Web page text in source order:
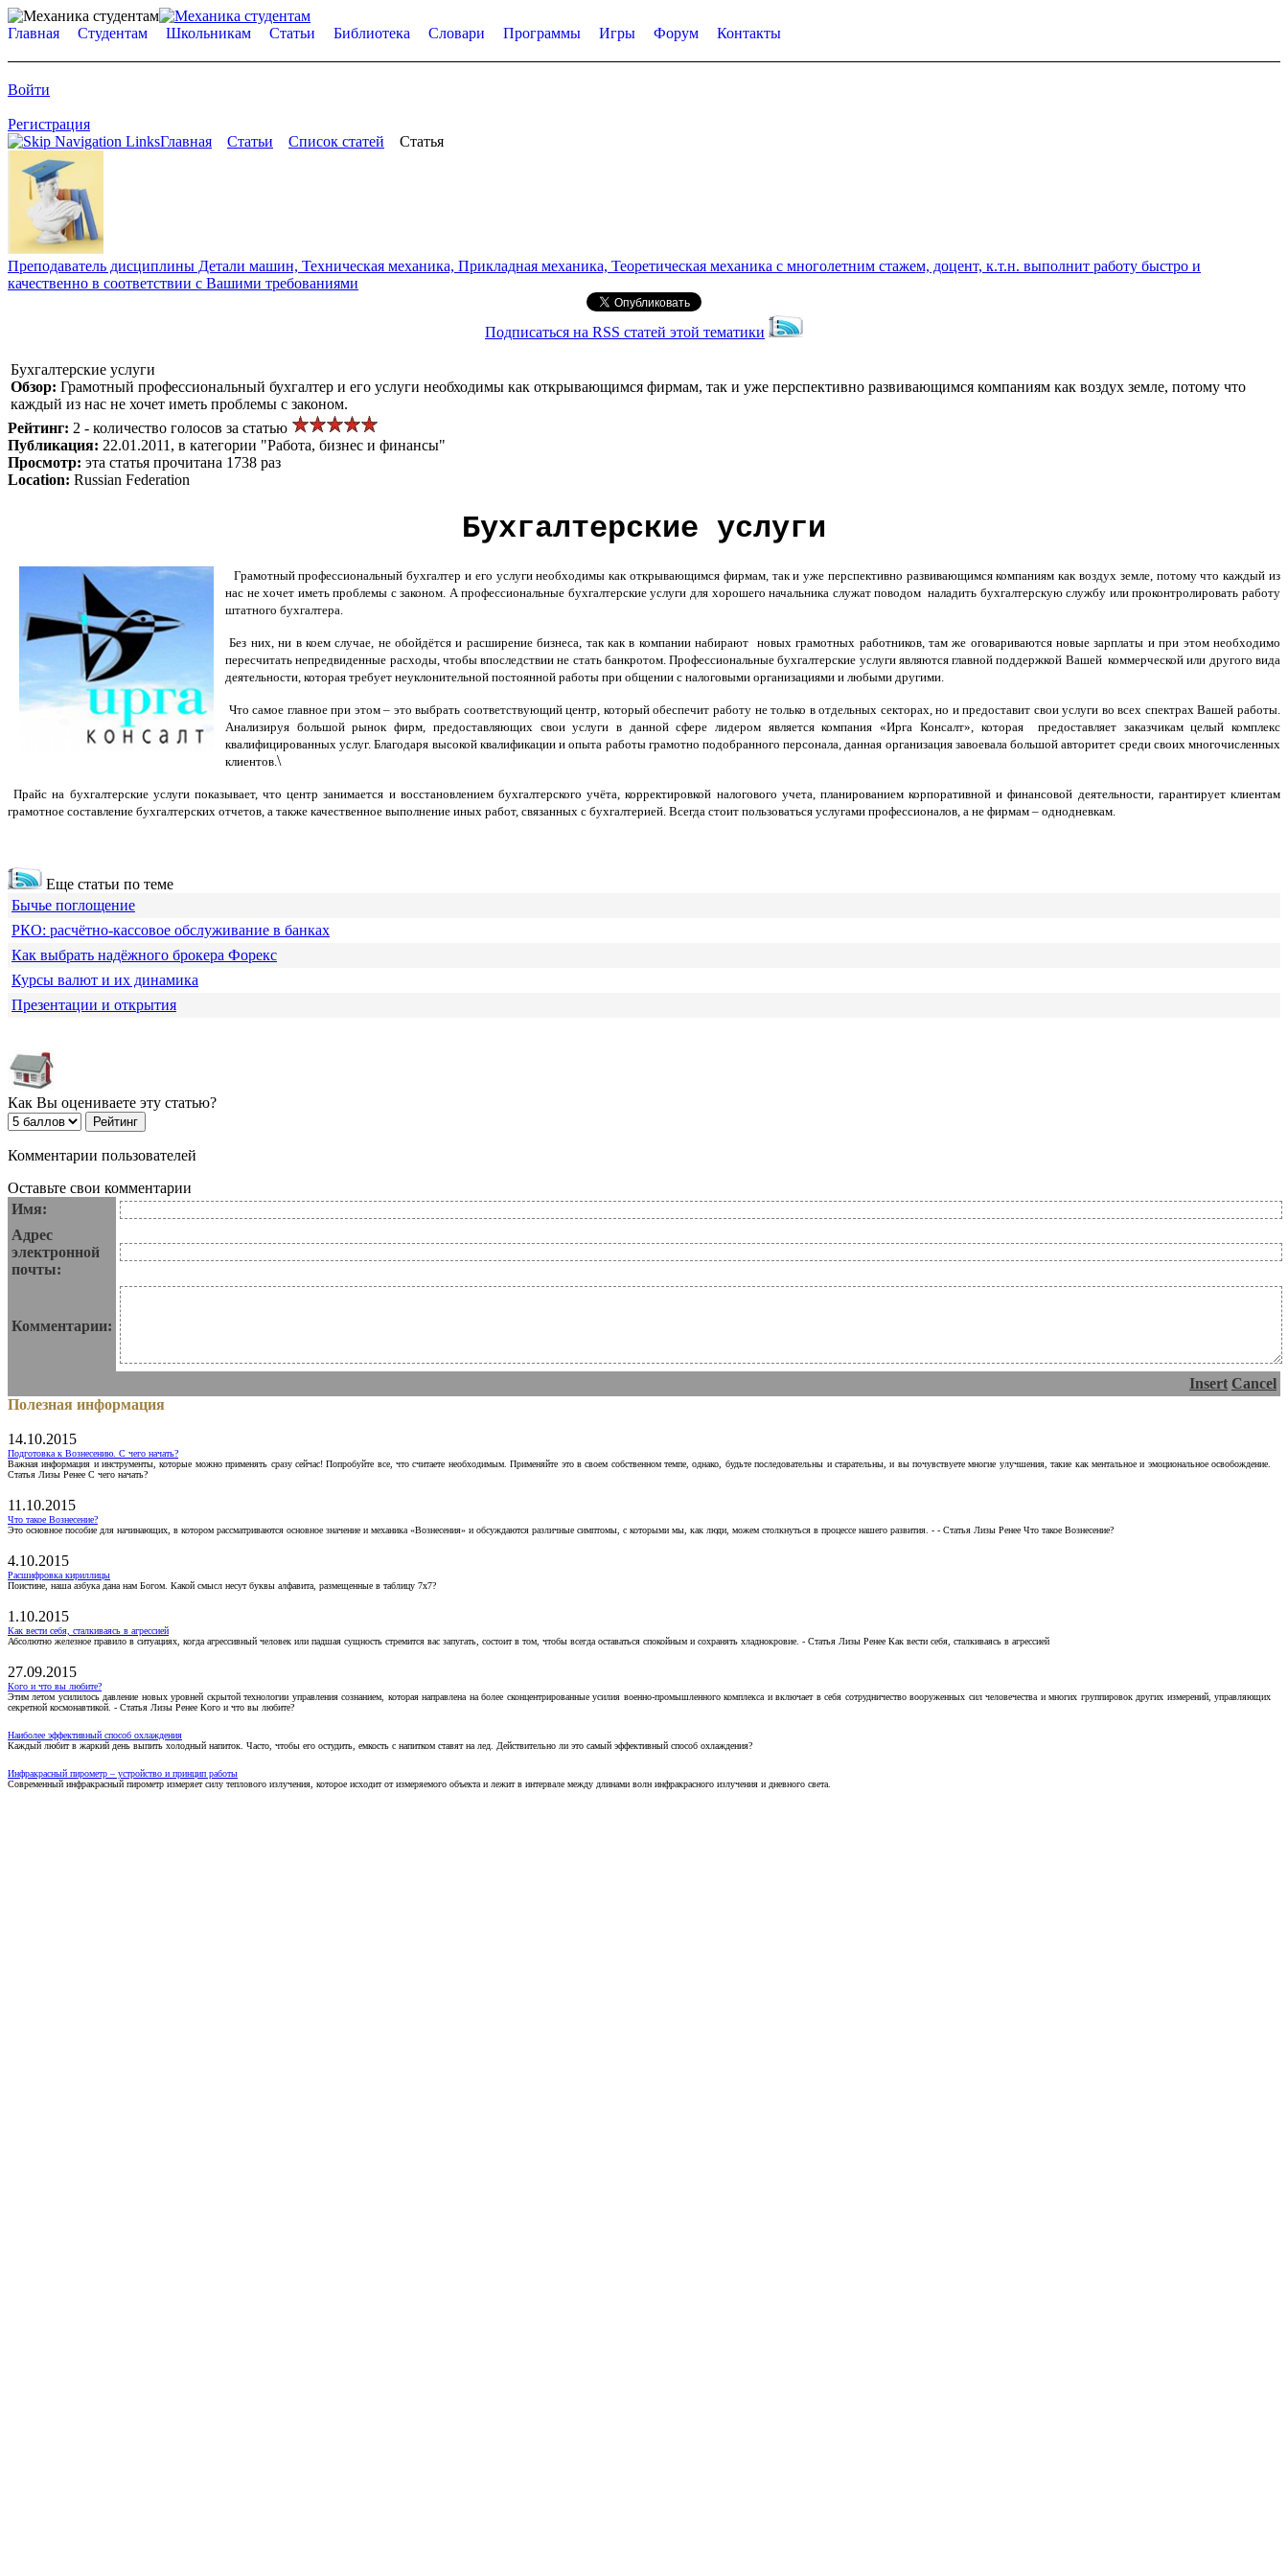
Главная Студентам Школьникам Статьи Библиотека Словари Программы Игры Форум Контакты
Войти
Регистрация
Главная
Статьи Список статей Статья
Преподаватель дисциплины Детали машин, Техническая механика, Прикладная механика, Теоретическая механика с многолетним стажем, доцент, к.т.н. выполнит работу быстро и
качественно в соответствии с Вашими требованиями
Подписаться на RSS статей этой тематики
Бухгалтерские услуги
Обзор: Грамотный профессиональный бухгалтер и его услуги необходимы как открывающимся фирмам, так и уже перспективно развивающимся компаниям как воздух земле, потому что
каждый из нас не хочет иметь проблемы с законом.
Рейтинг: 2 - количество голосов за статью
Публикация: 22.01.2011, в категории "Работа, бизнес и финансы"
Просмотр: эта статья прочитана 1738 раз
Location: Russian Federation
Бухгалтерские услуги
Грамотный профессиональный бухгалтер и его услуги необходимы как открывающимся фирмам, так и уже перспективно развивающимся компаниям как воздух земле, потому что каждый из
нас не хочет иметь проблемы с законом. А профессиональные бухгалтерские услуги для хорошего начальника служат поводом наладить бухгалтерскую службу или проконтролировать работу
штатного бухгалтера.
Без них, ни в коем случае, не обойдётся и расширение бизнеса, так как в компании набирают новых грамотных работников, там же оговариваются новые зарплаты и при этом необходимо
пересчитать непредвиденные расходы, чтобы впоследствии не стать банкротом. Профессиональные бухгалтерские услуги являются главной поддержкой Вашей коммерческой или другого вида
деятельности, которая требует неуклонительной постоянной работы при общении с налоговыми организациями и любыми другими.
Что самое главное при этом – это выбрать соответствующий центр, который обеспечит работу не только в отдельных секторах, но и предоставит свои услуги во всех спектрах Вашей работы.
Анализируя большой рынок фирм, предоставляющих свои услуги в данной сфере лидером является компания «Ирга Консалт», которая предоставляет заказчикам целый комплекс
квалифицированных услуг. Благодаря высокой квалификации и опыта работы грамотно подобранного персонала, данная организация завоевала большой авторитет среди своих многочисленных
клиентов.\
Прайс на бухгалтерские услуги показывает, что центр занимается и восстановлением бухгалтерского учёта, корректировкой налогового учета, планированием корпоративной и финансовой деятельности, гарантирует клиентам
грамотное составление бухгалтерских отчетов, а также качественное выполнение иных работ, связанных с бухгалтерией. Всегда стоит пользоваться услугами профессионалов, а не фирмам – однодневкам.
Еще статьи по теме
Бычье поглощение
РКО: расчётно-кассовое обслуживание в банках
Как выбрать надёжного брокера Форекс
Курсы валют и их динамика
Презентации и открытия
Как Вы оцениваете эту статью?
Комментарии пользователей
Оставьте свои комментарии
Имя:
Адрес
электронной
почты:
Комментарии:
Insert Cancel
Полезная информация
14.10.2015
Подготовка к Вознесению. С чего начать?
Важная информация и инструменты, которые можно применять сразу сейчас! Попробуйте все, что считаете необходимым. Применяйте это в своем собственном темпе, однако, будьте последовательны и старательны, и вы почувствуете многие улучшения, такие как ментальное и эмоциональное освобождение.
Статья Лизы Ренее С чего начать?
11.10.2015
Что такое Вознесение?
Это основное пособие для начинающих, в котором рассматриваются основное значение и механика «Вознесения» и обсуждаются различные симптомы, с которыми мы, как люди, можем столкнуться в процессе нашего развития. - - Статья Лизы Ренее Что такое Вознесение?
4.10.2015
Расшифровка кириллицы
Поистине, наша азбука дана нам Богом. Какой смысл несут буквы алфавита, размещенные в таблицу 7х7?
1.10.2015
Как вести себя, сталкиваясь в агрессией
Абсолютно железное правило в ситуациях, когда агрессивный человек или падшая сущность стремится вас запугать, состоит в том, чтобы всегда оставаться спокойным и сохранять хладнокровие. - Статья Лизы Ренее Как вести себя, сталкиваясь в агрессией
27.09.2015
Кого и что вы любите?
Этим летом усилилось давление новых уровней скрытой технологии управления сознанием, которая направлена на более сконцентрированные усилия военно-промышленного комплекса и включает в себя сотрудничество вооруженных сил человечества и многих группировок других измерений, управляющих
секретной космонавтикой. - Статья Лизы Ренее Кого и что вы любите?
Наиболее эффективный способ охлаждения
Каждый любит в жаркий день выпить холодный напиток. Часто, чтобы его остудить, емкость с напитком ставят на лед. Действительно ли это самый эффективный способ охлаждения?
Инфракрасный пирометр – устройство и принцип работы
Современный инфракрасный пирометр измеряет силу теплового излучения, которое исходит от измеряемого объекта и лежит в интервале между длинами волн инфракрасного излучения и дневного света.